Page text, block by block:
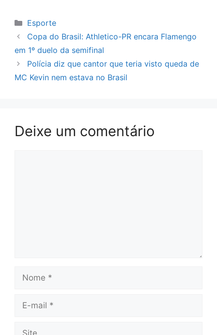
Categorias
Esporte
Copa do Brasil: Athletico-PR encara Flamengo
em 1º duelo da semifinal
Polícia diz que cantor que teria visto queda de
MC Kevin nem estava no Brasil
Deixe um comentário
mail